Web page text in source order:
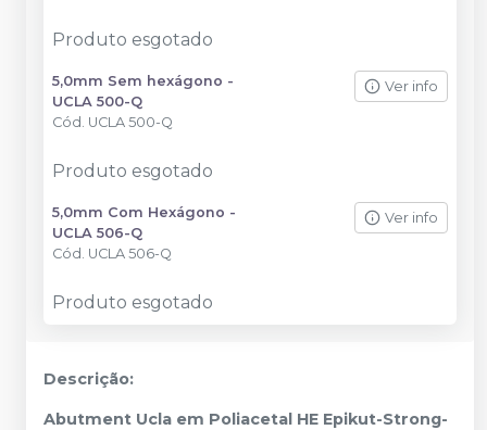
Produto esgotado
5,0mm Sem hexágono -
UCLA 500-Q
Cód. UCLA 500-Q
Ver info
Produto esgotado
5,0mm Com Hexágono -
UCLA 506-Q
Cód. UCLA 506-Q
Ver info
Produto esgotado
Descrição:
Abutment Ucla em Poliacetal HE Epikut-Strong-